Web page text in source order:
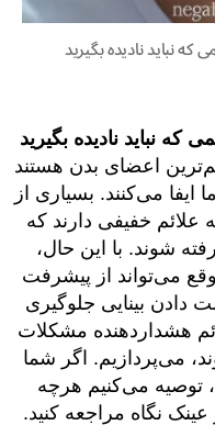
نباید نادیده بگیرید
نباید نادیده بگیرید
اعضای بدن هستند
می‌کنند. بسیاری از
خفیفی دارند که
شوند. با این حال،
می‌تواند از پیشرفت
بینایی جلوگیری
هشداردهنده مشکلات
می‌پردازیم. اگر شما
توصیه می‌کنیم هرچه
نگاه مراجعه کنید.